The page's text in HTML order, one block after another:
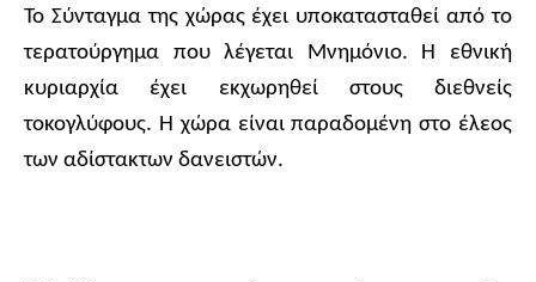
Το Σύνταγμα της χώρας έχει υποκατασταθεί από το
τερατούργημα που λέγεται Μνημόνιο. Η εθνική
κυριαρχία έχει εκχωρηθεί στους διεθνείς
τοκογλύφους. Η χώρα είναι παραδομένη στο έλεος
των αδίστακτων δανειστών.